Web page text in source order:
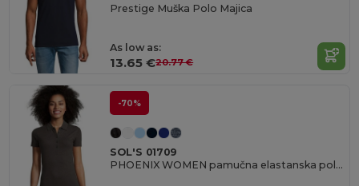
Prestige Muška Polo Majica
As low as:
13.65 €20.77 €
-70%
SOL'S 01709
PHOENIX WOMEN pamučna elastanska polo majica